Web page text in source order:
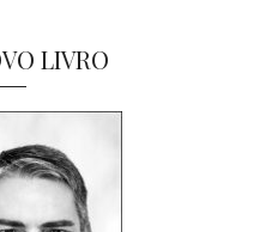
LIVRO